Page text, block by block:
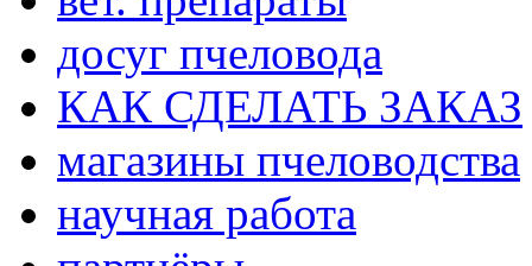
досуг пчеловода
КАК СДЕЛАТЬ ЗАКАЗ
магазины пчеловодства
научная работа